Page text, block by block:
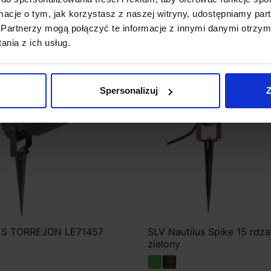
o tym, jak korzystasz z naszej witryny, udostępniamy
mogą połączyć te informacje z innymi danymi
z ich usług.
Spersonalizuj
Zobacz szczegóły Zobacz szczegóły
TORREJON LE71457
Promocja
SLV Nautilus Spike 15
zielony